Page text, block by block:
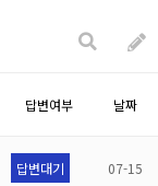
답변여부 날짜
답변대기 07-15